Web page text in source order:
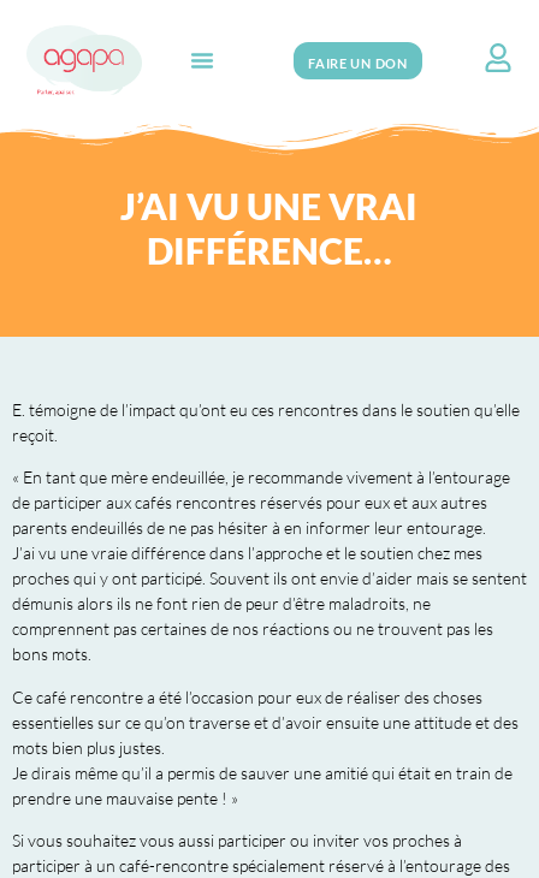
FAIRE UN DON
J’AI VU UNE VRAI
DIFFÉRENCE…
E. témoigne de l’impact qu’ont eu ces rencontres dans le soutien qu’elle
reçoit.
« En tant que mère endeuillée, je recommande vivement à l’entourage
de participer aux cafés rencontres réservés pour eux et aux autres
parents endeuillés de ne pas hésiter à en informer leur entourage.
J’ai vu une vraie différence dans l’approche et le soutien chez mes
proches qui y ont participé. Souvent ils ont envie d’aider mais se sentent
démunis alors ils ne font rien de peur d’être maladroits, ne
comprennent pas certaines de nos réactions ou ne trouvent pas les
bons mots.
Ce café rencontre a été l’occasion pour eux de réaliser des choses
essentielles sur ce qu’on traverse et d’avoir ensuite une attitude et des
mots bien plus justes.
Je dirais même qu’il a permis de sauver une amitié qui était en train de
prendre une mauvaise pente ! »
Si vous souhaitez vous aussi participer ou inviter vos proches à
participer à un café-rencontre spécialement réservé à l’entourage des